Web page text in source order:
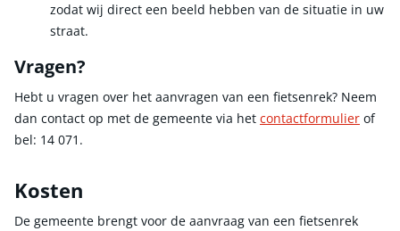
zodat wij direct een beeld hebben van de situatie in uw
straat.
Vragen?
Hebt u vragen over het aanvragen van een fietsenrek? Neem
dan contact op met de gemeente via het contactformulier of
bel: 14 071.
Kosten
De gemeente brengt voor de aanvraag van een fietsenrek